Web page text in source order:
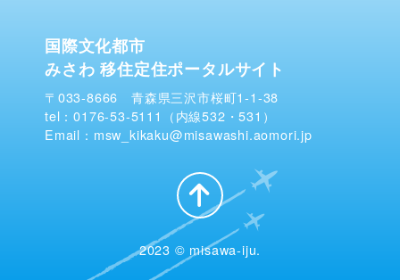
国際文化都市
みさわ 移住定住ポータルサイト
〒033-8666 青森県三沢市桜町1-1-38
tel：0176-53-5111（内線532・531）
Email：msw_kikaku@misawashi.aomori.jp
2023 © misawa-iju.